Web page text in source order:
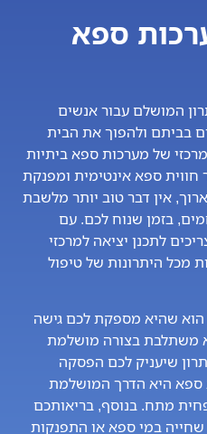
ספא
המושלם עבור אנשים
בביתם ולהפוך את הבית
של מערכות ספא ביתיות
ספא אינטימית ומפנקת
אין דבר טוב יותר מלשבת
בזמן שנוח לכם. עם
לתכנן יציאה למרכזי
מכל היתרונות של טיפול
הוא שהיא מספקת לכם גישה
משתלבת בצורה מושלמת
שיעניק לכם הפסקה
ספא היא הדרך המושלמת
מתח. בנוסף, בריאותכם
במי ספא או התפנקות